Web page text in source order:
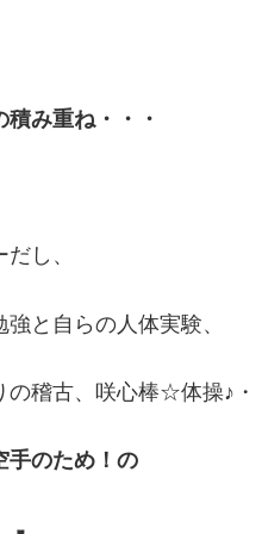
積み重ね・・・
し、
と自らの人体実験、
の稽古、咲心棒☆体操♪・
手のため！の